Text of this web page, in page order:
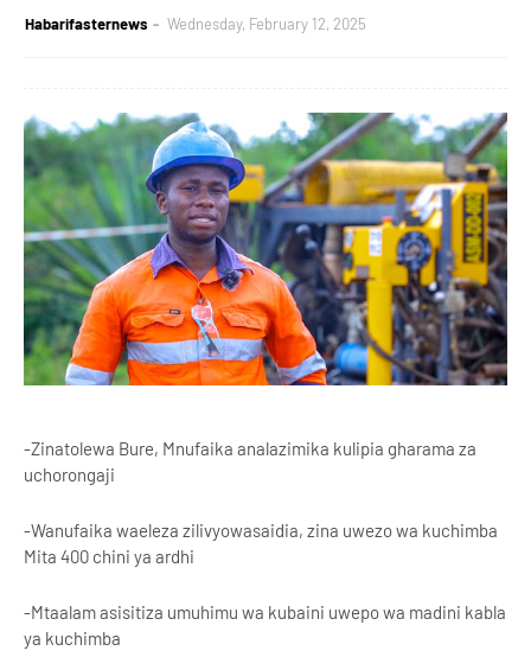
Habarifasternews Wednesday, February 12, 2025
-Zinatolewa Bure, Mnufaika analazimika kulipia gharama za
uchorongaji
-Wanufaika waeleza zilivyowasaidia, zina uwezo wa kuchimba
Mita 400 chini ya ardhi
-Mtaalam asisitiza umuhimu wa kubaini uwepo wa madini kabla
ya kuchimba